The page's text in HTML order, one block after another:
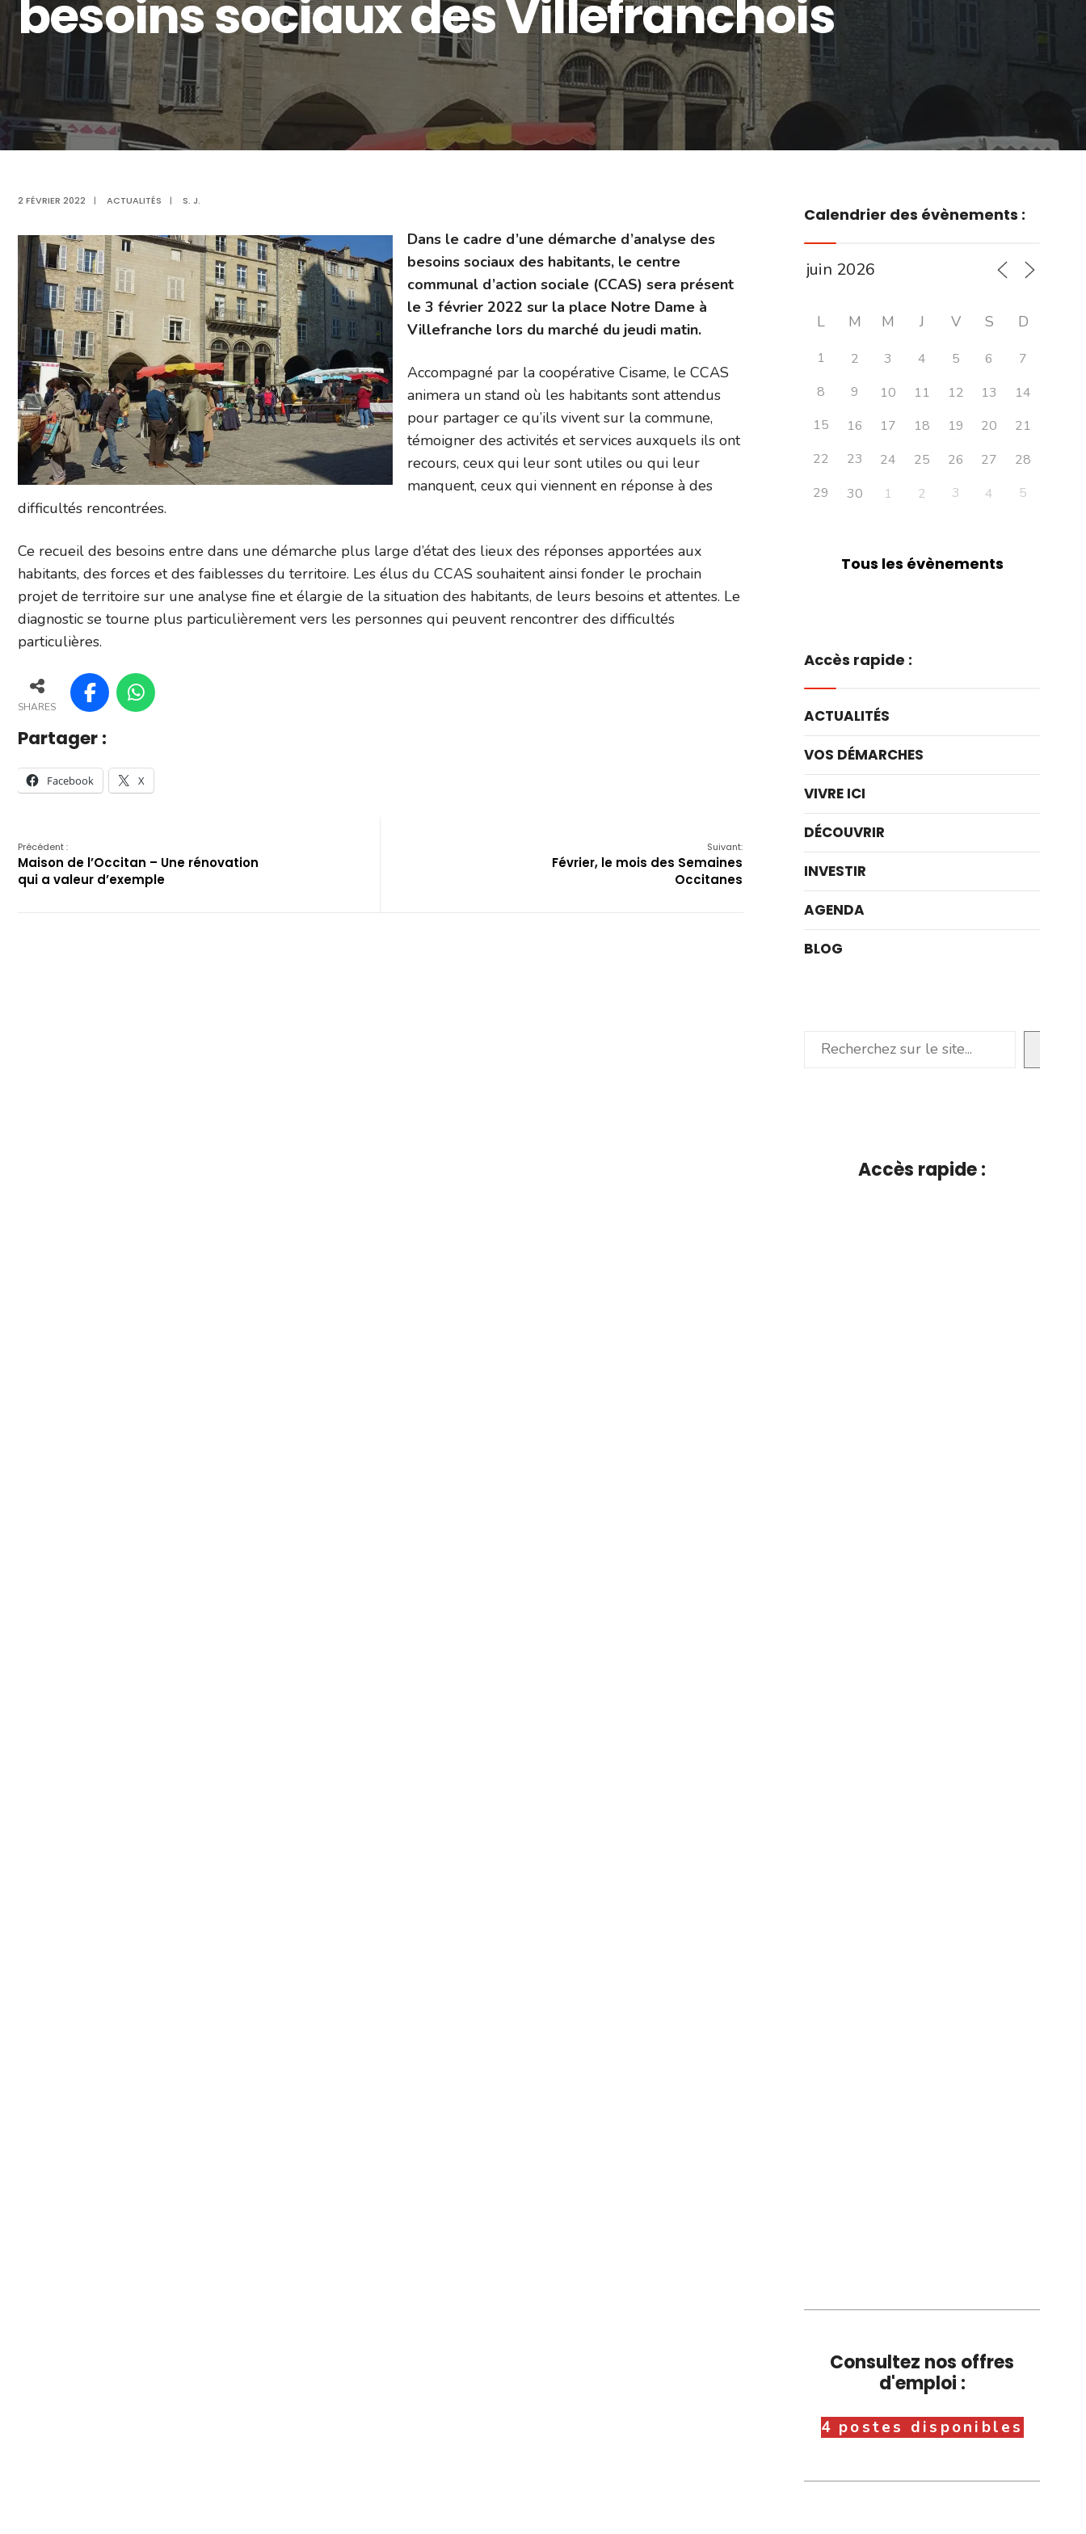
besoins sociaux des Villefranchois
2 FÉVRIER 2022 | ACTUALITÉS | S. J.
Dans le cadre d’une démarche d’analyse des
besoins sociaux des habitants, le centre
communal d’action sociale (CCAS) sera présent
le 3 février 2022 sur la place Notre Dame à
Villefranche lors du marché du jeudi matin.
Accompagné par la coopérative Cisame, le CCAS
animera un stand où les habitants sont attendus
pour partager ce qu’ils vivent sur la commune,
témoigner des activités et services auxquels ils ont
recours, ceux qui leur sont utiles ou qui leur
manquent, ceux qui viennent en réponse à des
difficultés rencontrées.
Ce recueil des besoins entre dans une démarche plus large d’état des lieux des réponses apportées aux
habitants, des forces et des faiblesses du territoire. Les élus du CCAS souhaitent ainsi fonder le prochain
projet de territoire sur une analyse fine et élargie de la situation des habitants, de leurs besoins et attentes. Le
diagnostic se tourne plus particulièrement vers les personnes qui peuvent rencontrer des difficultés
particulières.
SHARES
Partager :
Facebook X
Précédent :
Maison de l’Occitan – Une rénovation
qui a valeur d’exemple
Suivant:
Février, le mois des Semaines
Occitanes
Calendrier des évènements :
L M M J V S D
1 2 3 4 5 6
7
8
9 10 11 12 13
14
15
16 17 18 19 20
21
22
23 24 25 26 27
28
29
30 1 2 3 4 5
Tous les évènements
Accès rapide :
ACTUALITÉS
VOS DÉMARCHES
VIVRE ICI
DÉCOUVRIR
INVESTIR
AGENDA
BLOG
Rechercher
Accès rapide :
Consultez nos offres
d'emploi :
4 postes disponibles